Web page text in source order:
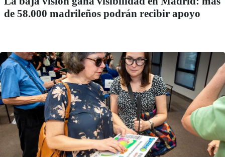
de 58.000 madrileños podrán recibir apoyo